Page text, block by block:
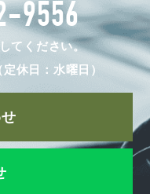
9556
てください。
休日：水曜日）